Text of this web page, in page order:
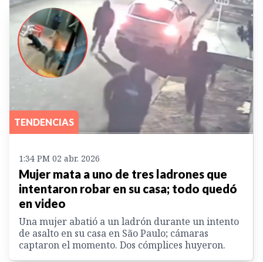
TENDENCIAS
1:34 PM 02 abr. 2026
Mujer mata a uno de tres ladrones que
intentaron robar en su casa; todo quedó
en video
Una mujer abatió a un ladrón durante un intento
de asalto en su casa en São Paulo; cámaras
captaron el momento. Dos cómplices huyeron.